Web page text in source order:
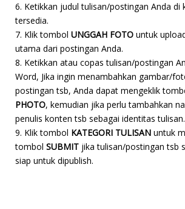
6. Ketikkan judul tulisan/postingan Anda di
tersedia.
7. Klik tombol UNGGAH FOTO untuk
utama dari postingan Anda.
8. Ketikkan atau copas tulisan/postingan
Word, Jika ingin menambahkan gambar/
postingan tsb, Anda dapat mengeklik
PHOTO, kemudian jika perlu tambahkan
penulis konten tsb sebagai identitas tulisan.
9. Klik tombol KATEGORI TULISAN untuk
tombol SUBMIT jika tulisan/postingan tsb
siap untuk dipublish.